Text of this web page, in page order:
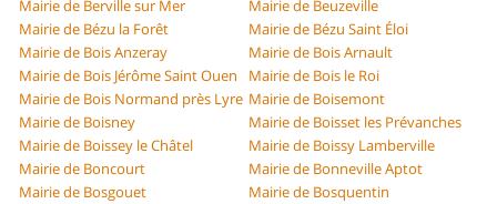
Mairie de Berville sur Mer
Mairie de Beuzeville
Mairie de Bézu la Forêt
Mairie de Bézu Saint Éloi
Mairie de Bois Anzeray
Mairie de Bois Arnault
Mairie de Bois Jérôme Saint Ouen
Mairie de Bois le Roi
Mairie de Bois Normand près Lyre Mairie de Boisemont
Mairie de Boisney
Mairie de Boisset les Prévanches
Mairie de Boissey le Châtel
Mairie de Boissy Lamberville
Mairie de Boncourt
Mairie de Bonneville Aptot
Mairie de Bosgouet
Mairie de Bosquentin